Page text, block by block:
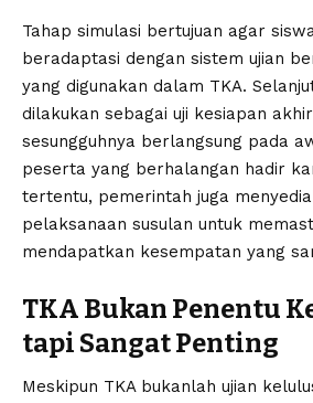
Tahap simulasi bertujuan agar
beradaptasi dengan sistem ujian
yang digunakan dalam TKA.
dilakukan sebagai uji kesiapan
sesungguhnya berlangsung pada
peserta yang berhalangan hadir
tertentu, pemerintah juga
pelaksanaan susulan untuk
mendapatkan kesempatan yang
TKA Bukan Penentu
tapi Sangat Penting
Meskipun TKA bukanlah ujian